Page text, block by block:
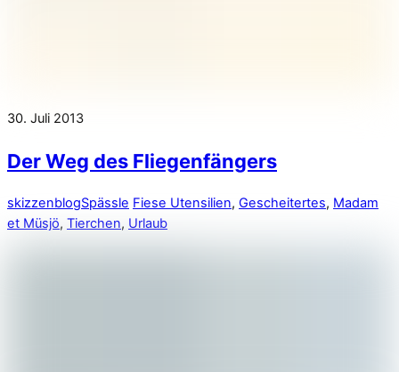
30. Juli 2013
Der Weg des Fliegenfängers
skizzenblogSpässle Fiese Utensilien, Gescheitertes, Madam
et Müsjö, Tierchen, Urlaub